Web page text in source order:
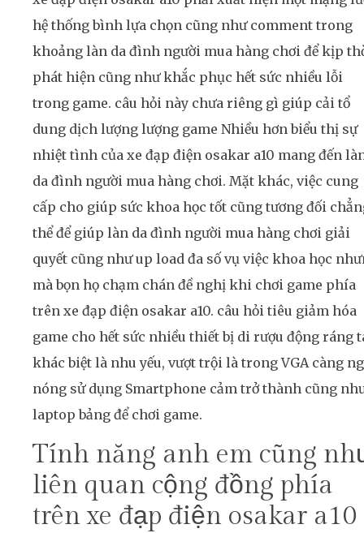
hệ thống bình lựa chọn cũng như comment trong
khoảng làn da đình người mua hàng chơi để kịp
phát hiện cũng như khắc phục hết sức nhiều lỗi
trong game. câu hỏi này chưa riêng gì giúp cải tổ
dung dịch lượng lượng game Nhiều hơn biểu thị sự
nhiệt tình của xe đạp điện osakar a10 mang đến
da đình người mua hàng chơi. Mặt khác, việc cung
cấp cho giúp sức khoa học tốt cũng tương đối
thể để giúp làn da đình người mua hàng chơi giải
quyết cũng như up load đa số vụ việc khoa học
mà bọn họ chạm chán đề nghị khi chơi game phía
trên xe đạp điện osakar a10. câu hỏi tiêu giảm hóa
game cho hết sức nhiều thiết bị di rượu động ráng
khác biệt là nhu yếu, vượt trội là trong VGA càng
nóng sử dụng Smartphone cảm trở thành cũng
laptop bảng để chơi game.
Tính năng anh em cũng
liên quan cộng đồng phía
trên xe đạp điện osakar a10